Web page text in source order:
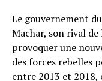
Le gouvernement
Machar, son rival
provoquer une
des forces rebelles
entre 2013 et 2018,